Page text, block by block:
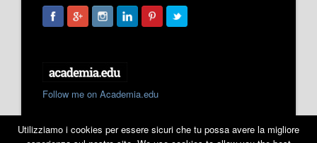
Follow me on Academia.edu
Utilizziamo i cookies per essere sicuri che tu possa avere la migliore